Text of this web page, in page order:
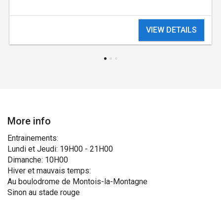
VIEW DETAILS
More info
Entrainements:
Lundi et Jeudi: 19H00 - 21H00
Dimanche: 10H00
Hiver et mauvais temps:
Au boulodrome de Montois-la-Montagne
Sinon au stade rouge